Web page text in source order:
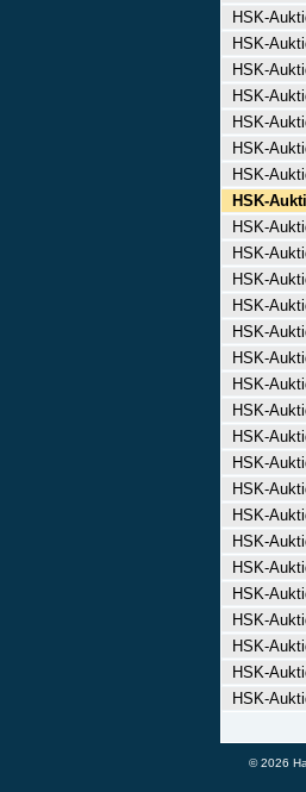
HSK-
HSK-
HSK-
HSK-
HSK-
HSK-
HSK-
HSK-
HSK-
HSK-
HSK-
HSK-
HSK-
HSK-
HSK-
HSK-
HSK-
HSK-
HSK-
HSK-
HSK-
HSK-
HSK-
HSK-
HSK-
HSK-
HSK-
© 2026